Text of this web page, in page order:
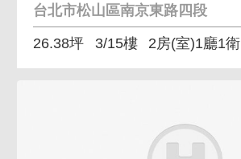
台北市松山區南京東路四段
26.38坪 3/15樓 2房(室)1廳1衛